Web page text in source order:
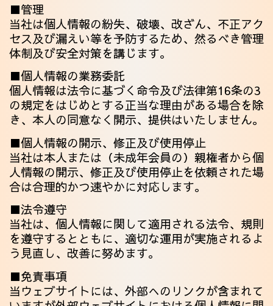
■管理
当社は個人情報の紛失、破壊、改ざん、不正アク
セス及び漏えい等を予防するため、然るべき管理
体制及び安全対策を講じます。
■個人情報の業務委託
個人情報は法令に基づく命令及び法律第16条の3
の規定をはじめとする正当な理由がある場合を除
き、本人の同意なく開示、提供はいたしません。
■個人情報の開示、修正及び使用停止
当社は本人または（未成年会員の）親権者から個
人情報の開示、修正及び使用停止を依頼された場
合は合理的かつ速やかに対応します。
■法令遵守
当社は、個人情報に関して適用される法令、規則
を遵守するとともに、適切な運用が実施されるよ
う見直し、改善に努めます。
■免責事項
当ウェブサイトには、外部へのリンクが含まれて